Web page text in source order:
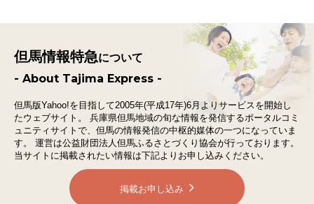
但馬情報特急について
- About Tajima Express -
但馬版Yahoo!を目指して2005年(平成17年)6月よりサービスを開始し
たウェブサイト。
兵庫県但馬地域の旬な情報を発信するポータルコミ
ュニティサイトで、 但馬の情報発信の中枢的媒体の一つになっていま
す。
運営は公益財団法人但馬ふるさとづくり協会が行っております。
当サイトに掲載されたい情報は下記よりお申し込みください。
掲載お申し込み